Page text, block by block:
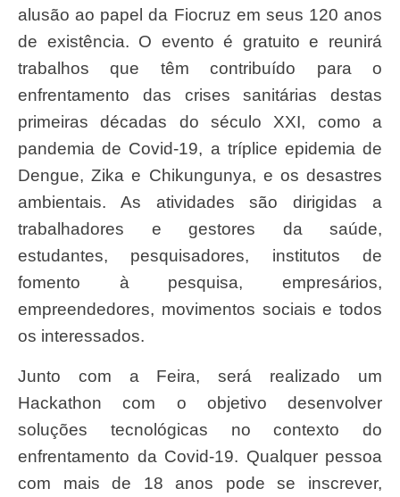
alusão ao papel da Fiocruz em seus 120 anos
de existência. O evento é gratuito e reunirá
trabalhos que têm contribuído para o
enfrentamento das crises sanitárias destas
primeiras décadas do século XXI, como a
pandemia de Covid-19, a tríplice epidemia de
Dengue, Zika e Chikungunya, e os desastres
ambientais. As atividades são dirigidas a
trabalhadores e gestores da saúde,
estudantes, pesquisadores, institutos de
fomento à pesquisa, empresários,
empreendedores, movimentos sociais e todos
os interessados.
Junto com a Feira, será realizado um
Hackathon com o objetivo desenvolver
soluções tecnológicas no contexto do
enfrentamento da Covid-19. Qualquer pessoa
com mais de 18 anos pode se inscrever,